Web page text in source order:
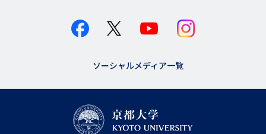
ソーシャルメディア一覧